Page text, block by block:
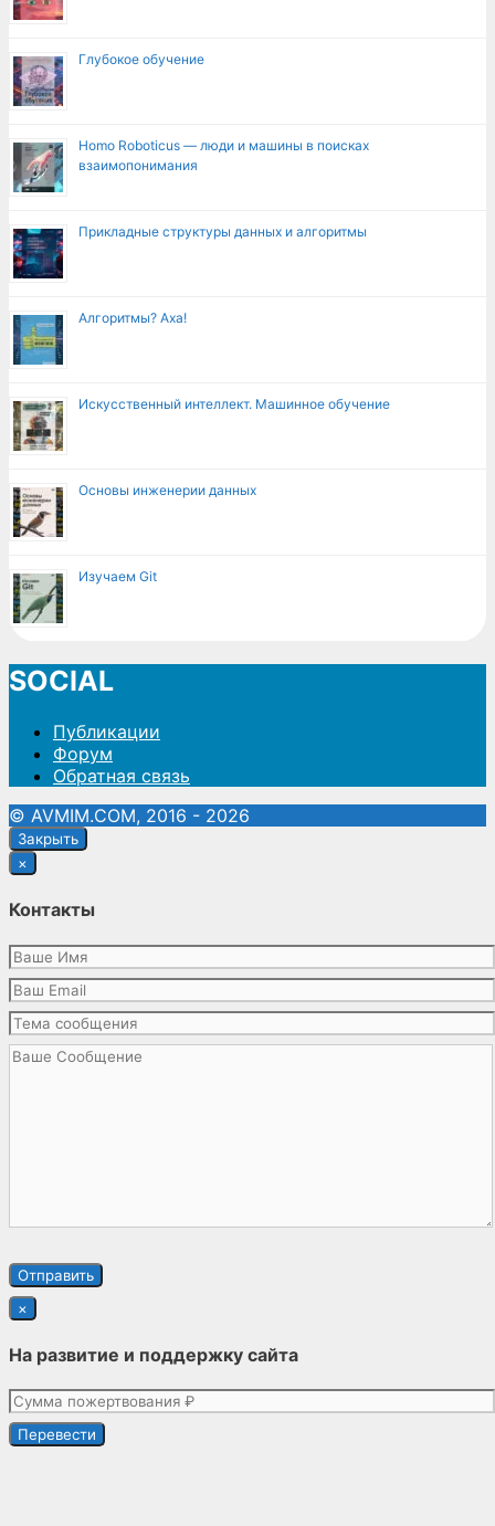
Глубокое обучение
Homo Roboticus — люди и машины в поисках
взаимопонимания
Прикладные структуры данных и алгоритмы
Алгоритмы? Аха!
Искусственный интеллект. Машинное обучение
Основы инженерии данных
Изучаем Git
SOCIAL
Публикации
Форум
Обратная связь
© AVMIM.COM, 2016 - 2026
Закрыть
×
Контакты
×
На развитие и поддержку сайта